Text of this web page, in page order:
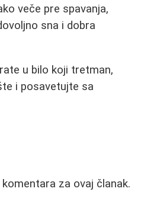
veče pre spavanja,
sna i dobra
u bilo koji tretman,
i posavetujte sa
za ovaj članak.